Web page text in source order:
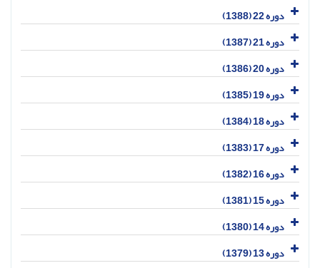
دوره 22 (1388)
دوره 21 (1387)
دوره 20 (1386)
دوره 19 (1385)
دوره 18 (1384)
دوره 17 (1383)
دوره 16 (1382)
دوره 15 (1381)
دوره 14 (1380)
دوره 13 (1379)